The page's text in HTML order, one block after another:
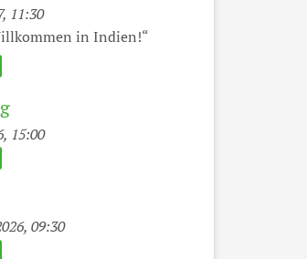
11:30
in Indien!“
15:00
09:30